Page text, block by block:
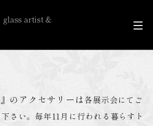
artist &
の アクセサリー は各展示会にてご
さい。毎年11月に行われる暮らすト